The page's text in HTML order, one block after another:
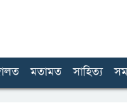
মতামত সাহিত্য